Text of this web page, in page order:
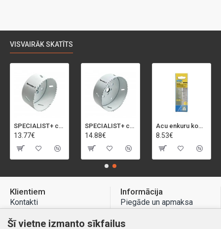
VISVAIRĀK SKATĪTS
SPECIALIST+ caurumu zāģis BI-METAL, 92 mm
13.77€
SPECIALIST+ caurumu zāģis BI-METAL, 98 mm
14.88€
Acu enkuru komplekts, 3-13 mm, Rapid, 12 gab.
8.53€
Klientiem
Kontakti
Preču atgriešana
Informācija
Piegāde un apmaksa
Atteikuma tiesības
Šī vietne izmanto sīkfailus